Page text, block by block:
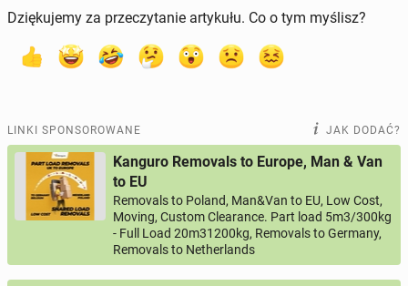
Dziękujemy za przeczytanie artykułu. Co o tym myślisz?
LINKI SPONSOROWANE JAK DODAĆ?
Kanguro Removals to Europe, Man & Van
to EU
Removals to Poland, Man&Van to EU, Low Cost,
Moving, Custom Clearance. Part load 5m3/300kg
- Full Load 20m31200kg, Removals to Germany,
Removals to Netherlands